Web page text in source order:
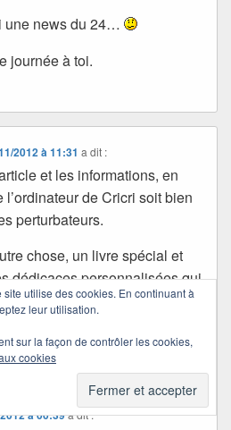
une news du 24…
journée à toi.
2012 à 11:31 a dit :
et les informations, en
l’ordinateur de Cricri soit bien
perturbateurs.
chose, un livre spécial et
dédicaces personnalisées qui
! Je reviendrai t’en parler.
Bises d’ici en Berry.
à 00:39a dit :
utilise des cookies. En continuant à
leur utilisation.
sur la façon de contrôler les cookies,
cookies